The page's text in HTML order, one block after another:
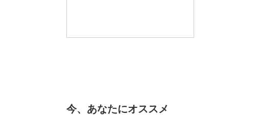
今、あなたにオススメ